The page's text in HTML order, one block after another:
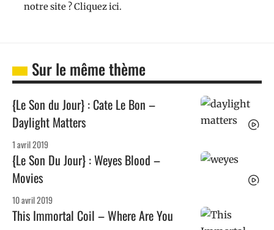
notre site ? Cliquez ici.
Sur le même thème
{Le Son du Jour} : Cate Le Bon –
Daylight Matters
1 avril 2019
{Le Son Du Jour} : Weyes Blood –
Movies
10 avril 2019
This Immortal Coil – Where Are You